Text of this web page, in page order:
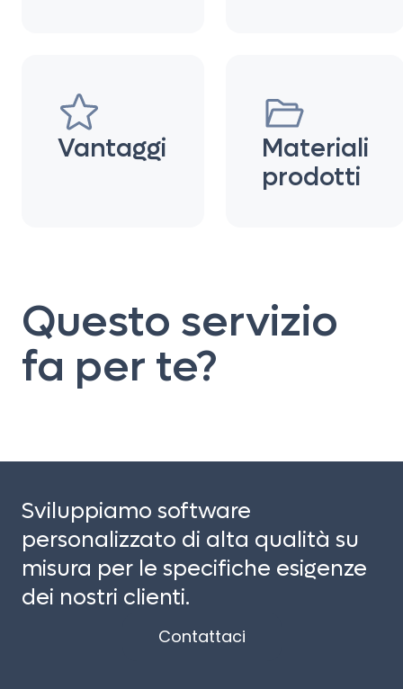
Vantaggi
Materiali
prodotti
Questo servizio
fa per te?
Sviluppiamo software
personalizzato di alta qualità su
misura per le specifiche esigenze
dei nostri clienti.
Contattaci